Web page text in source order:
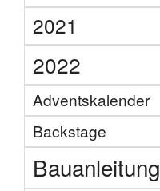
2021
2022
Adventskalender
Backstage
Bauanleitung